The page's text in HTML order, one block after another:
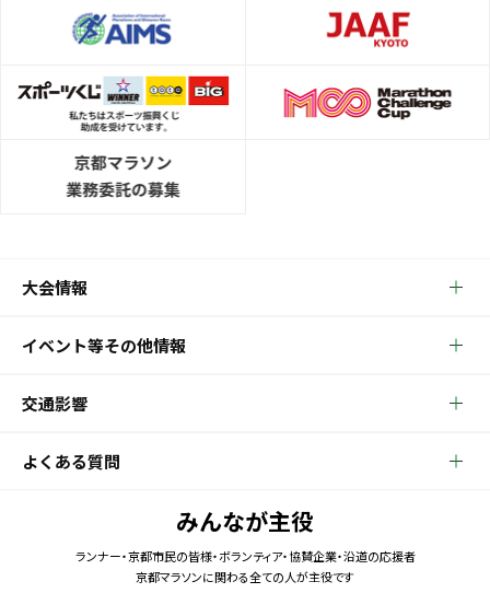
大会情報
イベント等その他情報
交通影響
よくある質問
みんなが主役
ランナー・京都市民の皆様・ボランティア・協賛企業・沿道の応援者
京都マラソンに関わる全ての人が主役です